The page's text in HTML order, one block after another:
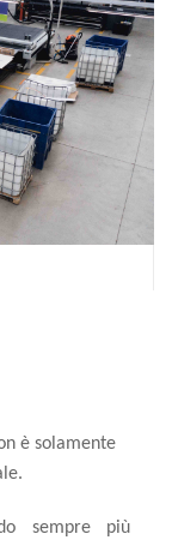
è solamente
sempre più